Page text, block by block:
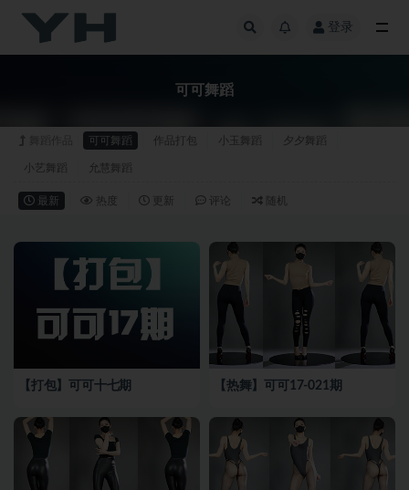
登录
可可舞蹈
可可舞蹈 作品打包 小玉舞蹈 夕夕舞蹈
小艺舞蹈 允慧舞蹈
最新 热度 更新 评论 随机
【打包】可可十七期 【热舞】可可17-021期